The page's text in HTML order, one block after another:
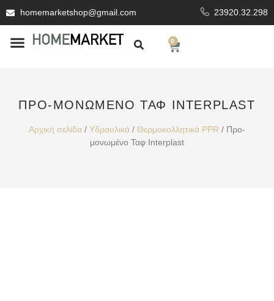
homemarketshop@gmail.com 23920.32.298
0
ΠΡΟ-ΜΟΝΩΜΈΝΟ ΤΑΦ INTERPLAST
Αρχική σελίδα / Υδραυλικά / Θερμοκολλητικά PPR / Προ-
μονωμένο Ταφ Interplast